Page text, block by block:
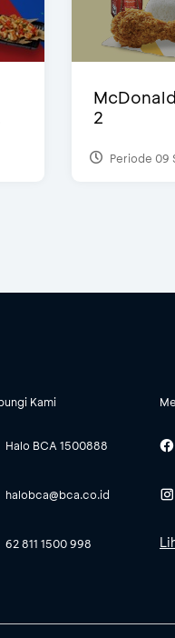
2
Periode 09
Kami
Halo BCA 1500888
halobca@bca.co.id
62 811 1500 998